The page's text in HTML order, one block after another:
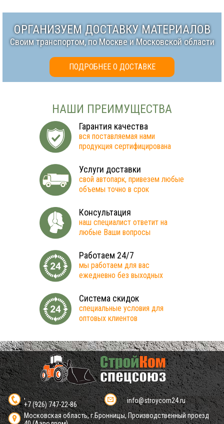
ОРГАНИЗУЕМ ДОСТАВКУ МАТЕРИАЛОВ
Своим транспортом, по Москве и Московской области
ПОДРОБНЕЕ О ДОСТАВКЕ
НАШИ ПРЕИМУЩЕСТВА
Гарантия качества
вся поставляемая нами
продукция сертифицирована
Услуги доставки
свой автопарк, привезем любые
объемы точно в срок
Консультация
наш специалист ответит на
любые Ваши вопросы
Работаем 24/7
мы работаем для вас
ежедневно без выходных
Система скидок
специальные условия для
оптовых клиентов
,
+7 (926) 747-22-86
info@stroycom24.ru
Московская область, г.Бронницы, Производственный проезд